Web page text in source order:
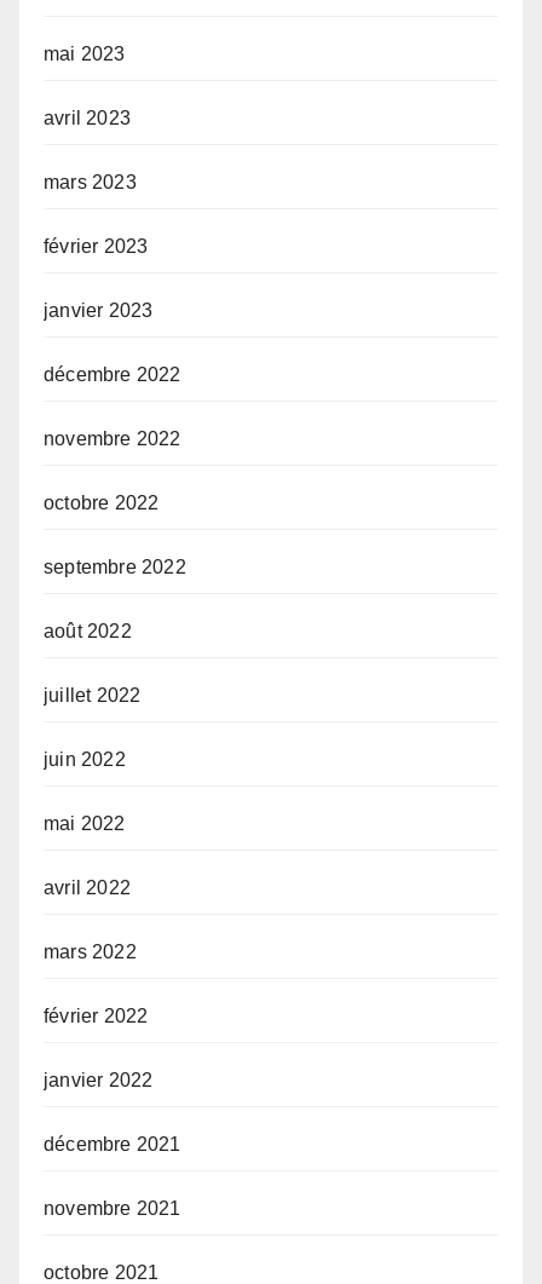
mai 2023
avril 2023
mars 2023
février 2023
janvier 2023
décembre 2022
novembre 2022
octobre 2022
septembre 2022
août 2022
juillet 2022
juin 2022
mai 2022
avril 2022
mars 2022
février 2022
janvier 2022
décembre 2021
novembre 2021
octobre 2021